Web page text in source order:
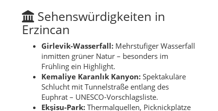
Sehenswürdigkeiten in
Erzincan
Girlevik-Wasserfall: Mehrstufiger Wasserfall
inmitten grüner Natur – besonders im
Frühling ein Highlight.
Kemaliye Karanlık Kanyon: Spektakuläre
Schlucht mit Tunnelstraße entlang des
Euphrat – UNESCO-Vorschlagsliste.
Ekşisu-Park: Thermalquellen, Picknickplätze